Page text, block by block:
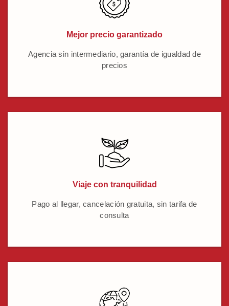
Mejor precio garantizado
Agencia sin intermediario, garantía de igualdad de
precios
Viaje con tranquilidad
Pago al llegar, cancelación gratuita, sin tarifa de
consulta